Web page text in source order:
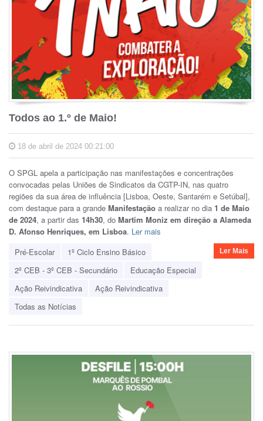
Todos ao 1.º de Maio!
18 de abril de 2024 00:21:00
O SPGL apela a participação nas manifestações e concentrações
convocadas pelas Uniões de Sindicatos da CGTP-IN, nas quatro
regiões da sua área de influência [Lisboa, Oeste, Santarém e Setúbal],
com destaque para a grande Manifestação a realizar no dia 1 de Maio
de 2024, a partir das 14h30, do Martim Moniz em direção a Alameda
D. Afonso Henriques, em Lisboa. Ler mais
Pré-Escolar
1º Ciclo Ensino Básico
2º CEB - 3º CEB - Secundário
Educação Especial
Ação Reivindicativa
Ação Reivindicativa
Todas as Notícias
Ler Mais